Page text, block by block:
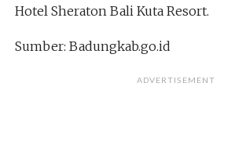
Hotel Sheraton Bali Kuta Resort.
Sumber: Badungkab.go.id
ADVERTISEMENT